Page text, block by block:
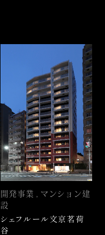
開発事業 , マンション建
設
シェフルール文京茗荷
谷